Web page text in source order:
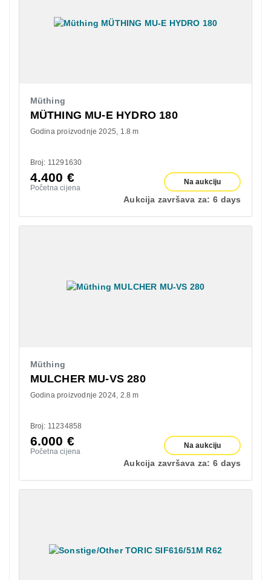
Müthing
MÜTHING MU-E HYDRO 180
Godina proizvodnje 2025 1.8 m
Broj: 11291630
4.400 €
Početna cijena
Na aukciju
Aukcija završava za: 6 days
Müthing
MULCHER MU-VS 280
Godina proizvodnje 2024 2.8 m
Broj: 11234858
6.000 €
Početna cijena
Na aukciju
Aukcija završava za: 6 days